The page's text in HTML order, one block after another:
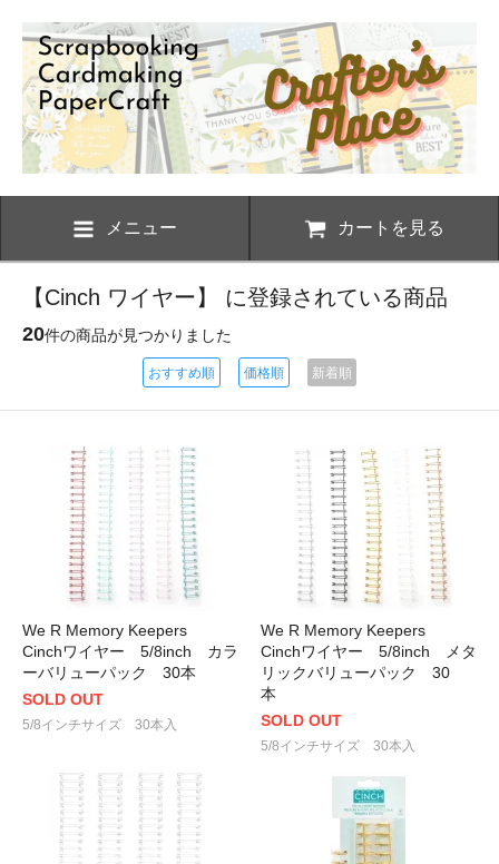
メニュー カートを見る
【Cinch ワイヤー】 に登録されている商品
20件の商品が見つかりました
おすすめ順 価格順 新着順
We R Memory Keepers
Cinchワイヤー 5/8inch カラ
ーバリューパック 30本
SOLD OUT
5/8インチサイズ 30本入
We R Memory Keepers
Cinchワイヤー 5/8inch メタ
リックバリューパック 30
本
SOLD OUT
5/8インチサイズ 30本入